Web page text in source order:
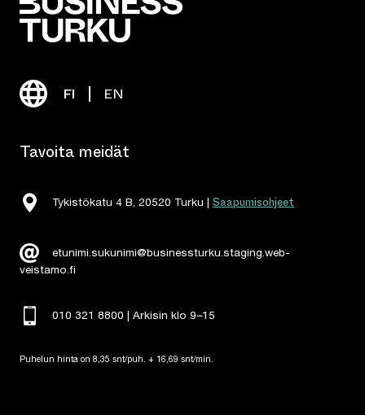
FI EN
Tavoita meidät
Tykistökatu 4 B, 20520 Turku | Saapumisohjeet
etunimi.sukunimi@businessturku.staging.web-
veistamo.fi
010 321 8800 | Arkisin klo 9–15
Puhelun hinta on 8,35 snt/puh. + 16,69 snt/min.